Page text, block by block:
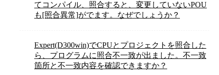
てコンパイル、照合すると、変更していないPOU
も[照合異常]がでます。なぜでしょうか？
Expert(D300win)でCPUとプロジェクトを照合した
ら、プログラムに照合不一致が出ました。不一致
箇所と不一致内容を確認できますか？